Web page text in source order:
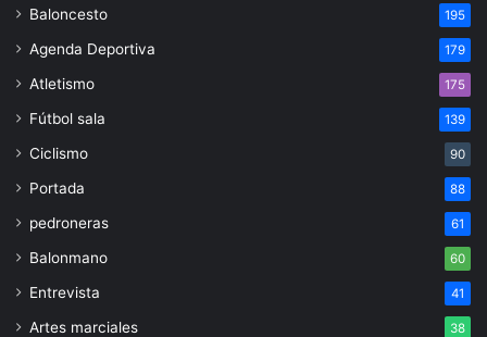
Baloncesto 195
Agenda Deportiva 179
Atletismo 175
Fútbol sala 139
Ciclismo 90
Portada 88
pedroneras 61
Balonmano 60
Entrevista 41
Artes marciales 38